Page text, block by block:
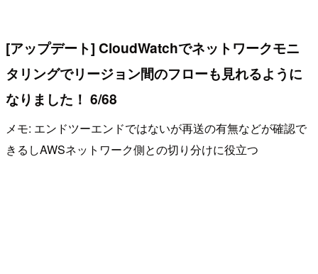
[アップデート] CloudWatchでネットワークモニ
タリングでリージョン間のフローも見れるように
なりました！ 6/68
メモ: エンドツーエンドではないが再送の有無などが確認で
きるしAWSネットワーク側との切り分けに役立つ